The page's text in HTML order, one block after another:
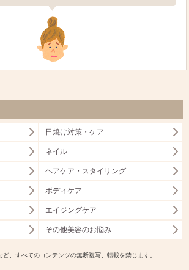
日焼け対策・ケア
ネイル
ヘアケア・スタイリング
ボディケア
エイジングケア
その他美容のお悩み
ど、すべてのコンテンツの無断複写、転載を禁じます。